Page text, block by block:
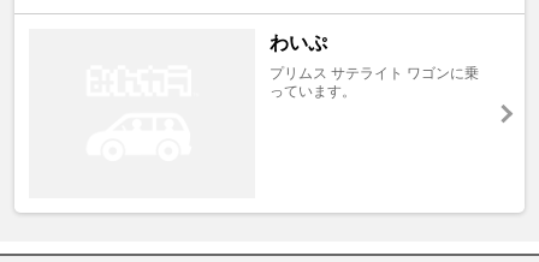
わいぷ
プリムス サテライト ワゴンに乗
っています。